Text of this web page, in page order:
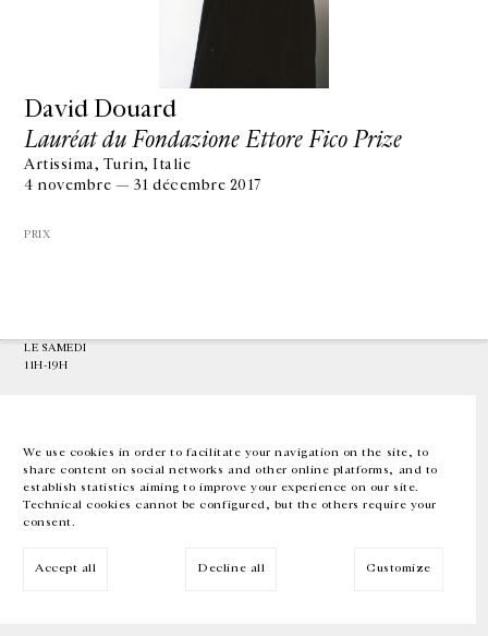
We use cookies in order to facilitate your navigation on the site, to
share content on social networks and other online platforms, and to
establish statistics aiming to improve your experience on our site.
Technical cookies cannot be configured, but the others require your
consent.
Accept all Decline all Customize
David Douard
Lauréat du Fondazione Ettore Fico Prize
Artissima, Turin, Italie
4 novembre — 31 décembre 2017
PRIX
T.+33 1 42 77 38 87
LE SAMEDI
11H-19H
EN FR 中文 Facebook Instagram
Inscrivez-vous à notre newsletter